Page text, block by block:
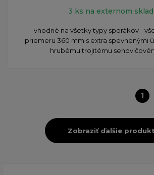
3 ks na externom
- vhodné na všetky typy sporákov -
priemeru 360 mm s extra spevnenými
hrubému trojitému
1
Zobraziť ďalšie